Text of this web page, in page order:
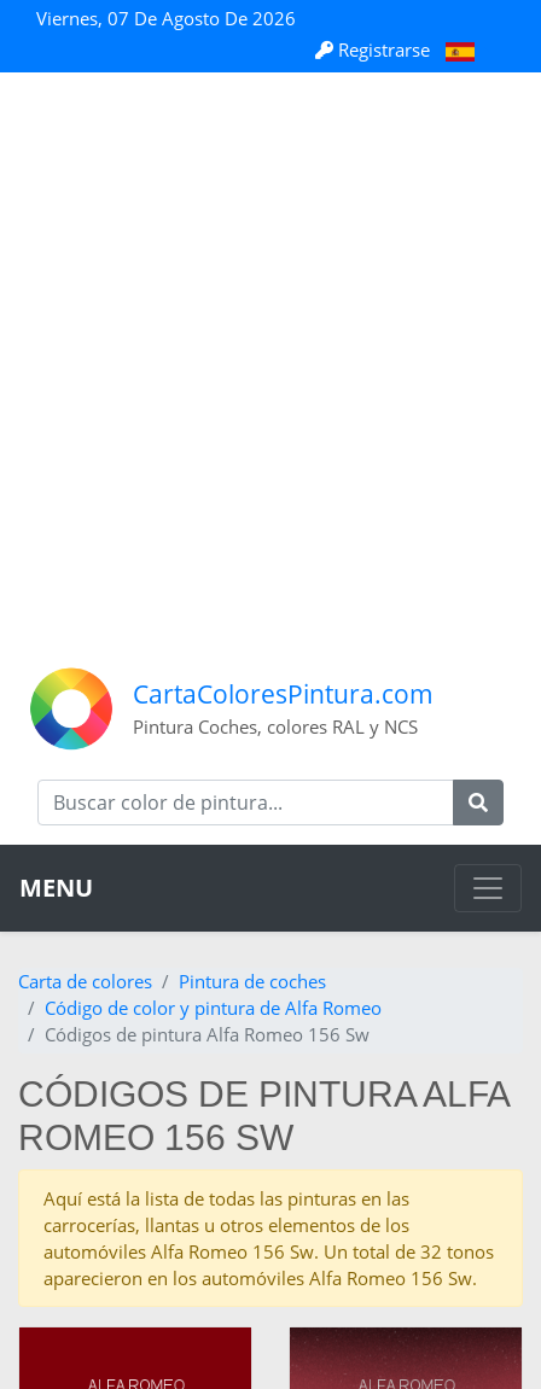
Viernes, 07 De Agosto De 2026
Registrarse
CartaColoresPintura.com
Pintura Coches, colores RAL y NCS
MENU
Carta de colores
Pintura de coches
Código de color y pintura de Alfa Romeo
Códigos de pintura Alfa Romeo 156 Sw
CÓDIGOS DE PINTURA ALFA
ROMEO 156 SW
Aquí está la lista de todas las pinturas en las
carrocerías, llantas u otros elementos de los
automóviles Alfa Romeo 156 Sw. Un total de 32 tonos
aparecieron en los automóviles Alfa Romeo 156 Sw.